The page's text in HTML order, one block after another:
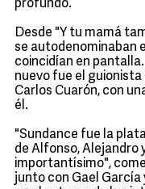
profundo.
Desde "Y tu mamá
se autodenominaban
coincidían en
nuevo fue el
Carlos Cuarón, con
él.
"Sundance fue la
de Alfonso, Alejandro
importantísimo",
junto con Gael